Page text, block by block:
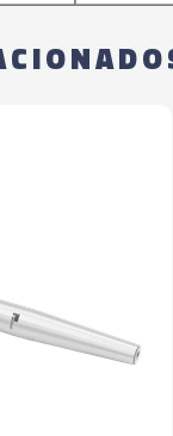
06436 -
A100-SF06-
06438 -
06439 -
A100-SF12 -